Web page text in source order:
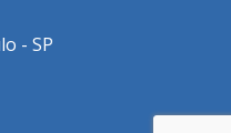
- SP